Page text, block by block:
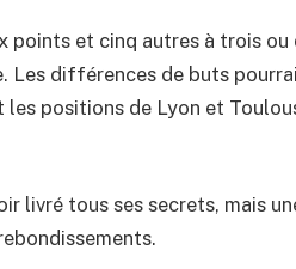
points et cinq autres à trois
Les différences de buts
positions de Lyon et
livré tous ses secrets, mais